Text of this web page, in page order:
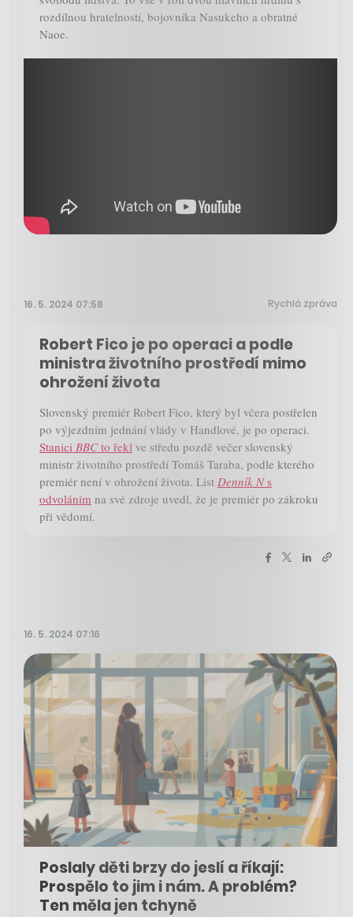
rozdílnou hratelností, bojovníka Nasukeho a obratné
Naoe.
16. 5. 2024 07:58 Rychlá zpráva
Robert Fico je po operaci a podle
ministra životního prostředí mimo
ohrožení života
Slovenský premiér Robert Fico, který byl včera postřelen
po výjezdním jednání vlády v Handlové, je po operaci.
Stanici BBCto řekl ve středu pozdě večer slovenský
ministr životního prostředí Tomáš Taraba, podle kterého
premiér není v ohrožení života. List Denník Ns
odvoláním na své zdroje uvedl, že je premiér po zákroku
při vědomí.
16. 5. 2024 07:16
Poslaly děti brzy do jeslí a říkají:
Prospělo to jim i nám. A problém?
Ten měla jen tchyně